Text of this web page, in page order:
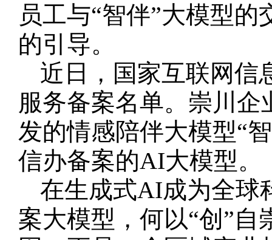
员工与“智伴”大模型
的引导。
近日，国家互联网信
服务备案名单。崇川
发的情感陪伴大模型“
信办备案的AI大模型。
在生成式AI成为全球
案大模型，何以“创”